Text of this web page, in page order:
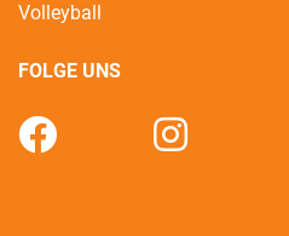
Volleyball
FOLGE UNS